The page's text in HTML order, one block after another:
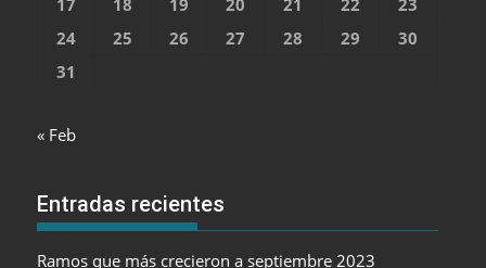
17
18 19 20 21 22
23
24
25 26 27 28 29
30
31
« Feb
Entradas recientes
Ramos que más crecieron a septiembre 2023